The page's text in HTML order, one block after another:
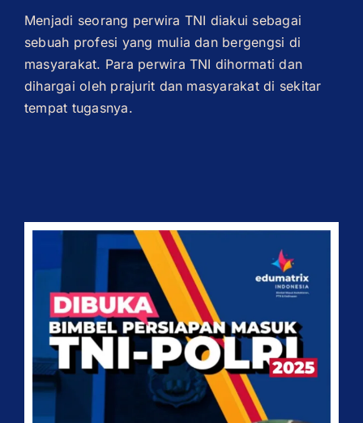
Menjadi seorang perwira TNI diakui sebagai
sebuah profesi yang mulia dan bergengsi di
masyarakat. Para perwira TNI dihormati dan
dihargai oleh prajurit dan masyarakat di sekitar
tempat tugasnya.